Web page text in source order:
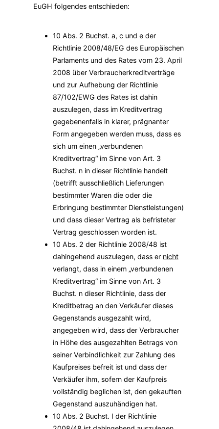
EuGH folgendes entschieden:
10 Abs. 2 Buchst. a, c und e der
Richtlinie 2008/48/EG des Europäischen
Parlaments und des Rates vom 23. April
2008 über Verbraucherkreditverträge
und zur Aufhebung der Richtlinie
87/102/EWG des Rates ist dahin
auszulegen, dass im Kreditvertrag
gegebenenfalls in klarer, prägnanter
Form angegeben werden muss, dass es
sich um einen „verbundenen
Kreditvertrag“ im Sinne von Art. 3
Buchst. n in dieser Richtlinie handelt
(betrifft ausschließlich Lieferungen
bestimmter Waren die oder die
Erbringung bestimmter Dienstleistungen)
und dass dieser Vertrag als befristeter
Vertrag geschlossen worden ist.
10 Abs. 2 der Richtlinie 2008/48 ist
dahingehend auszulegen, dass er nicht
verlangt, dass in einem „verbundenen
Kreditvertrag“ im Sinne von Art. 3
Buchst. n dieser Richtlinie, dass der
Kreditbetrag an den Verkäufer dieses
Gegenstands ausgezahlt wird,
angegeben wird, dass der Verbraucher
in Höhe des ausgezahlten Betrags von
seiner Verbindlichkeit zur Zahlung des
Kaufpreises befreit ist und dass der
Verkäufer ihm, sofern der Kaufpreis
vollständig beglichen ist, den gekauften
Gegenstand auszuhändigen hat.
10 Abs. 2 Buchst. I der Richtlinie